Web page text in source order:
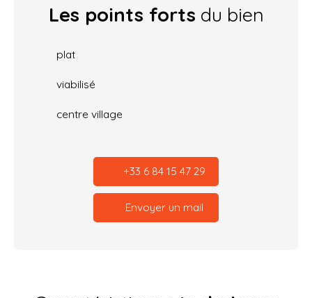
Les points forts du bien
plat
viabilisé
centre village
+33 6 84 15 47 29
Envoyer un mail